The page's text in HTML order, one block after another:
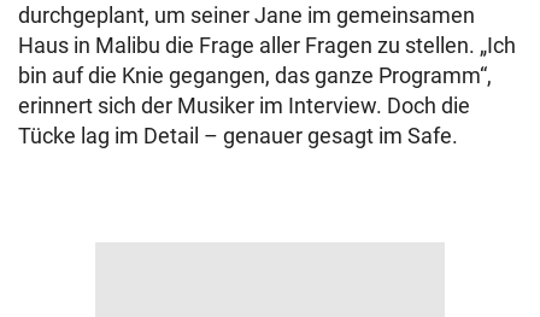
durchgeplant, um seiner Jane im gemeinsamen
Haus in Malibu die Frage aller Fragen zu stellen. „Ich
bin auf die Knie gegangen, das ganze Programm“,
erinnert sich der Musiker im Interview. Doch die
Tücke lag im Detail – genauer gesagt im Safe.